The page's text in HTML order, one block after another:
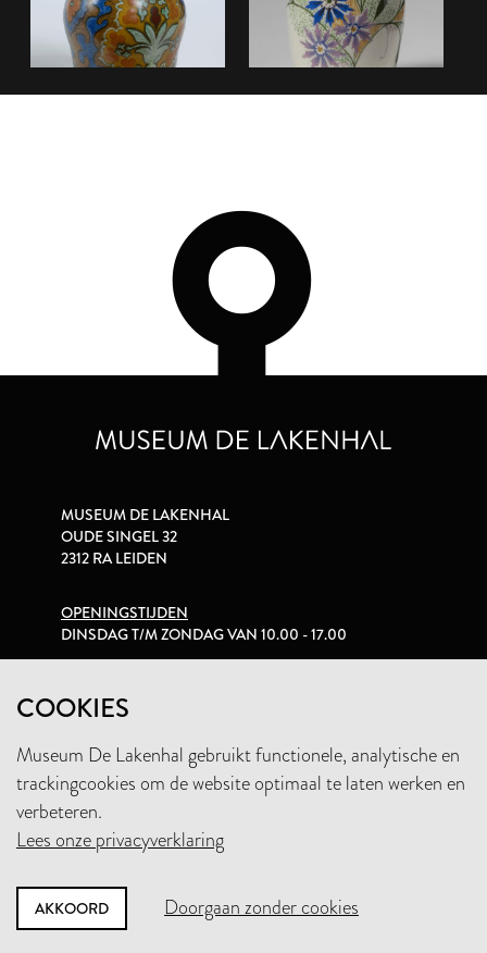
COOKIES
Museum De Lakenhal gebruikt functionele, analytische en
trackingcookies om de website optimaal te laten werken en
verbeteren.
Lees onze privacyverklaring
AKKOORD Doorgaan zonder cookies
MUSEUM DE LAKENHAL
OUDE SINGEL 32
2312 RA LEIDEN
OPENINGSTIJDEN
DINSDAG T/M ZONDAG VAN 10.00 - 17.00
+31 (0)71 5165360
INFO@LAKENHAL.NL
STEUN HET MUSEUM
NIEUWSBRIEF